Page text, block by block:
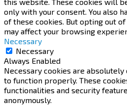
only with your consent. You also
of these cookies. But opting out
may affect your browsing
Necessary
Necessary
Always Enabled
Necessary cookies are
to function properly. These
functionalities and security
anonymously.